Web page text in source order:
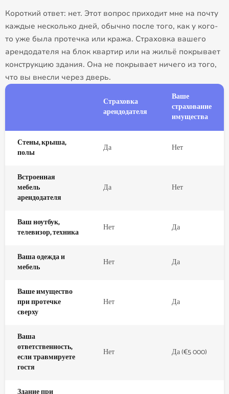
Короткий ответ: нет. Этот вопрос приходит мне на почту
каждые несколько дней, обычно после того, как у кого-
то уже была протечка или кража. Страховка вашего
арендодателя на блок квартир или на жильё покрывает
конструкцию здания. Она не покрывает ничего из того,
что вы внесли через дверь.
Страховка
арендодателя
Ваше
страхование
имущества
Стены, крыша,
полы
Да Нет
Встроенная
мебель
арендодателя
Да Нет
Ваш ноутбук,
телевизор, техника
Нет Да
Ваша одежда и
мебель
Нет Да
Ваше имущество
при протечке
сверху
Нет Да
Ваша
ответственность,
если травмируете
гостя
Нет Да (€5 000)